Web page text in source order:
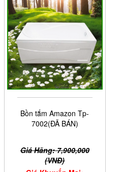
Bồn tắm Amazon Tp-
7002(ĐÃ BÁN)
Giá Hãng: 7,900,000
(VNĐ)